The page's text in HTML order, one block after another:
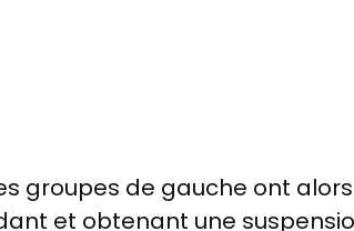
groupes de gauche ont
et obtenant une